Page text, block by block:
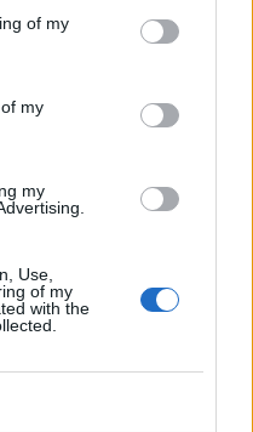
of my
my
my
Use,
of my
with the
quotidienne offre de
ses dépenses. Par
et économiques
vaisselle
pièces de la
ces habitudes,
de vos
et éviter les
est important de